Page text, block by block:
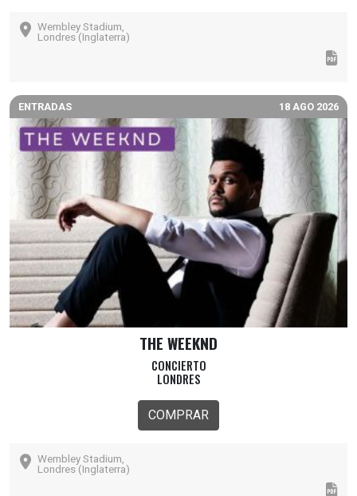
Wembley Stadium,
Londres (Inglaterra)
ENTRADAS 18 AGO 2026
THE WEEKND
CONCIERTO
LONDRES
COMPRAR
Wembley Stadium,
Londres (Inglaterra)